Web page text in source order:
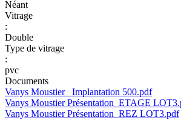
Néant
Vitrage
:
Double
Type de vitrage
:
pvc
Documents
Vanys Moustier _Implantation 500.pdf
Vanys Moustier Présentation_ETAGE
Vanys Moustier Présentation_REZ LOT3.pdf